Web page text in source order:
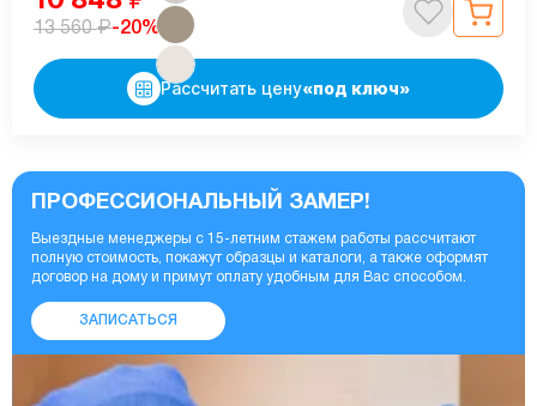
13 560₽-20%
Рассчитать цену«под ключ»
ПРОФЕССИОНАЛЬНЫЙ ЗАМЕР!
Выездные менеджеры с 15-летним стажем работы рассчитают
полную стоимость, покажут образцы и каталоги, а также оформят
договор на дому и примут оплату удобным для Вас способом.
ЗАПИСАТЬСЯ